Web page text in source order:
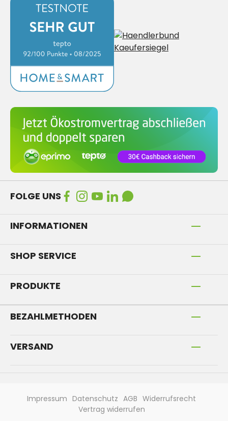
FOLGE UNS
INFORMATIONEN
SHOP SERVICE
PRODUKTE
BEZAHLMETHODEN
VERSAND
Impressum Datenschutz AGB Widerrufsrecht
Vertrag widerrufen